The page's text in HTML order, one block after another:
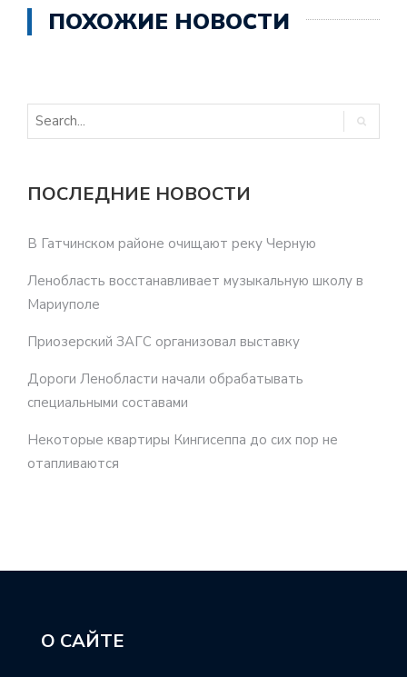
ПОХОЖИЕ НОВОСТИ
ПОСЛЕДНИЕ НОВОСТИ
В Гатчинском районе очищают реку Черную
Ленобласть восстанавливает музыкальную школу в
Мариуполе
Приозерский ЗАГС организовал выставку
Дороги Ленобласти начали обрабатывать
специальными составами
Некоторые квартиры Кингисеппа до сих пор не
отапливаются
О САЙТЕ